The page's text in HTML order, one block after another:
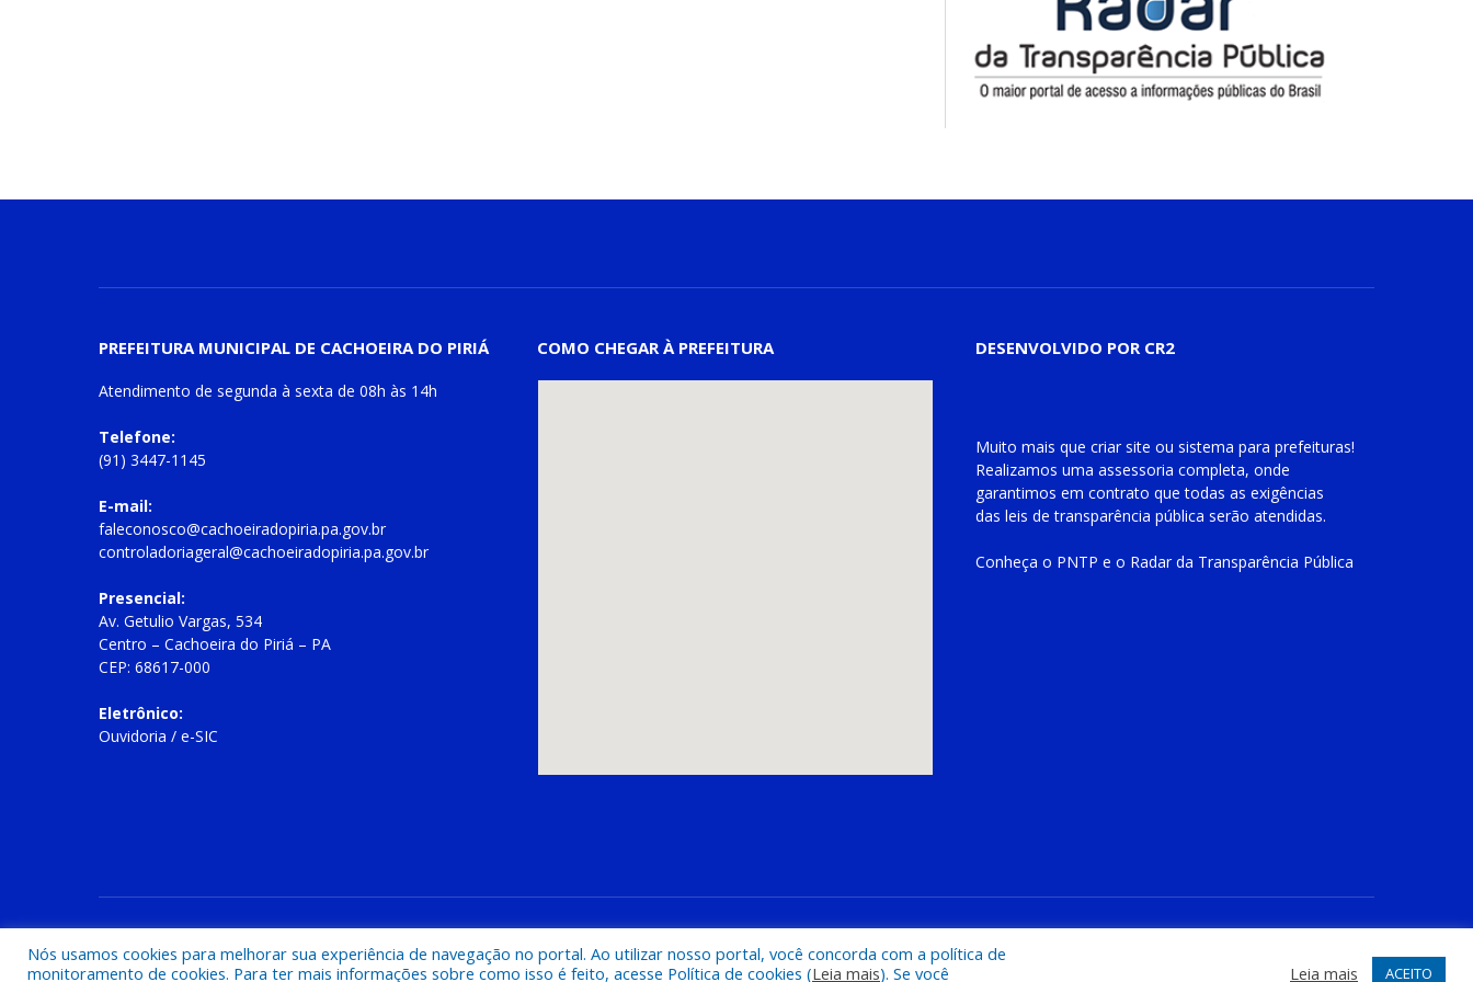
PREFEITURA MUNICIPAL DE CACHOEIRA DO PIRIÁ
Atendimento de segunda à sexta de 08h às 14h
Telefone:
(91) 3447-1145
E-mail:
faleconosco@cachoeiradopiria.pa.gov.br
controladoriageral@cachoeiradopiria.pa.gov.br
Presencial:
Av. Getulio Vargas, 534
Centro – Cachoeira do Piriá – PA
CEP: 68617-000
Eletrônico:
Ouvidoria / e-SIC
COMO CHEGAR À PREFEITURA DESENVOLVIDO POR CR2
Muito mais que criar site ou sistema para prefeituras!
Realizamos uma assessoria completa, onde
garantimos em contrato que todas as exigências
das leis de transparência pública serão atendidas.
Conheça o PNTP e o Radar da Transparência Pública
Nós usamos cookies para melhorar sua experiência de navegação no portal. Ao utilizar nosso portal, você concorda com a política de
monitoramento de cookies. Para ter mais informações sobre como isso é feito, acesse Política de cookies (Leia mais). Se você Leia mais ACEITO